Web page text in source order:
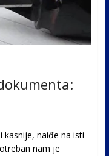
kasnije, naiđe na isti
nam je